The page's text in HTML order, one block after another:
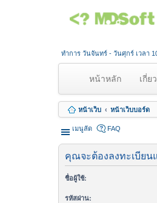
ทำการ วันจันทร์ - วันศุกร์ เวลา
หน้าหลัก(
u
r
เกี่ย
หน้าเว็บ หน้าเว็บบอร์ด
เมนูลัด FAQ
คุณจะต้องลงทะเบียน
ชื่อผู้ใช้:
รหัสผ่าน: